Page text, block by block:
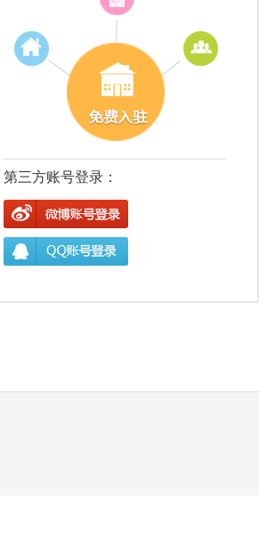
第三方账号登录：